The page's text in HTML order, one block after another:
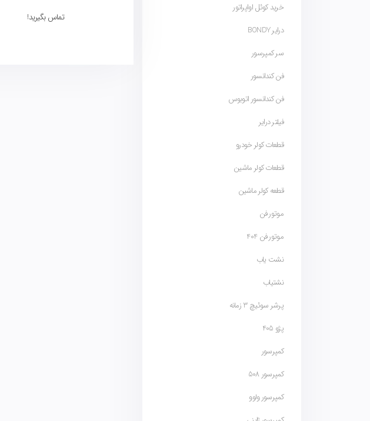
خرید کوئل اواپراتور
درایر BONDY
سر کمپرسور
فن کندانسور
فن کندانسور اتوبوس
فیلتر درایر
قطعات کولر خودرو
قطعات کولر ماشین
قطعه کولر ماشین
موتور فن
موتور فن 404
نشت یاب
نشتیاب
پرشر سوئیچ 3 زمانه
پژو 405
کمپرسور
کمپرسور 508
کمپرسور ولوو
تماس بگیرید!